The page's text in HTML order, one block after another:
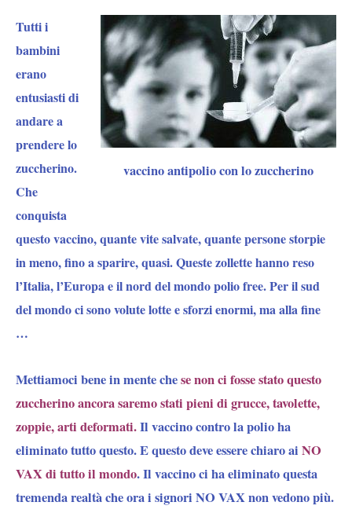
vaccino antipolio con lo zuccherino
Tutti i
bambini
erano
entusiasti di
andare a
prendere lo
zuccherino.
Che
conquista
questo vaccino, quante vite salvate, quante persone storpie
in meno, fino a sparire, quasi. Queste zollette hanno reso
l’Italia, l’Europa e il nord del mondo polio free. Per il sud
del mondo ci sono volute lotte e sforzi enormi, ma alla fine
…
Mettiamoci bene in mente chese non ci fosse stato questo
zuccherino ancora saremo stati pieni di grucce, tavolette,
zoppie, arti deformati.Il vaccino contro la polio ha
eliminato tutto questo.E questo deve essere chiaro ai NO
VAX di tutto il mondo. Il vaccino ci ha eliminato questa
tremenda realtà che ora i signori NO VAX non vedono più.